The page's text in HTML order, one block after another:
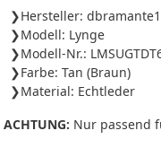
Hersteller:
Modell: Lynge
Modell-Nr.:
Farbe: Tan (Braun)
Material: Echtleder
ACHTUNG: Nur passend